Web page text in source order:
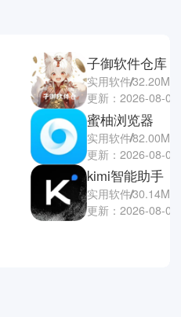
子御软件仓库
实用软件32.20M
更新：2026-08-09
蜜柚浏览器
实用软件82.00M
更新：2026-08-09
kimi智能助手
实用软件30.14M
更新：2026-08-09